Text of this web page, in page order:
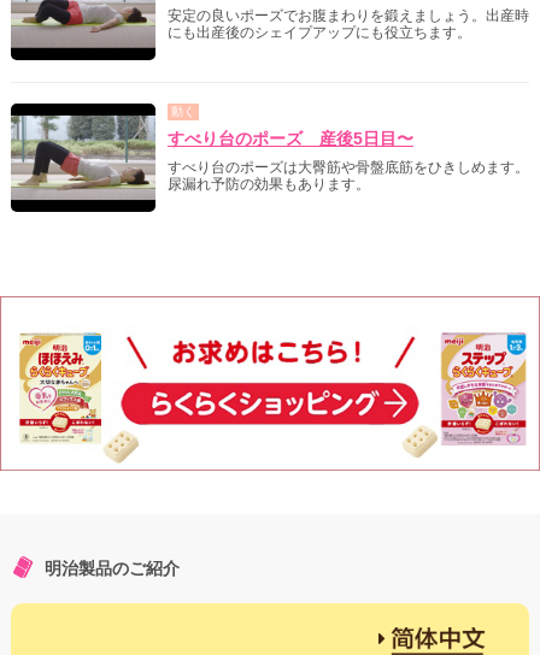
安定の良いポーズでお腹まわりを鍛えましょう。出産時
にも出産後のシェイプアップにも役立ちます。
動く
すべり台のポーズ 産後5日目〜
すべり台のポーズは大臀筋や骨盤底筋をひきしめます。
尿漏れ予防の効果もあります。
明治製品のご紹介